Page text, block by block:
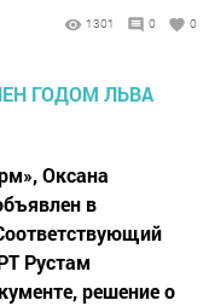
1301 0 0
Оксана
в
Рустам
решение о